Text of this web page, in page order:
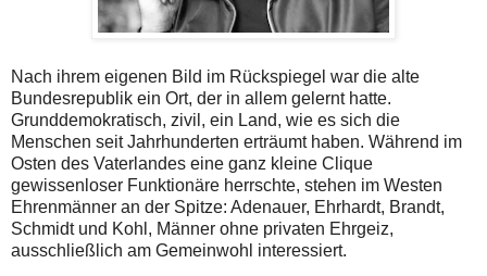
Nach ihrem eigenen Bild im Rückspiegel war die alte
Bundesrepublik ein Ort, der in allem gelernt hatte.
Grunddemokratisch, zivil, ein Land, wie es sich die
Menschen seit Jahrhunderten erträumt haben. Während im
Osten des Vaterlandes eine ganz kleine Clique
gewissenloser Funktionäre herrschte, stehen im Westen
Ehrenmänner an der Spitze: Adenauer, Ehrhardt, Brandt,
Schmidt und Kohl, Männer ohne privaten Ehrgeiz,
ausschließlich am Gemeinwohl interessiert.